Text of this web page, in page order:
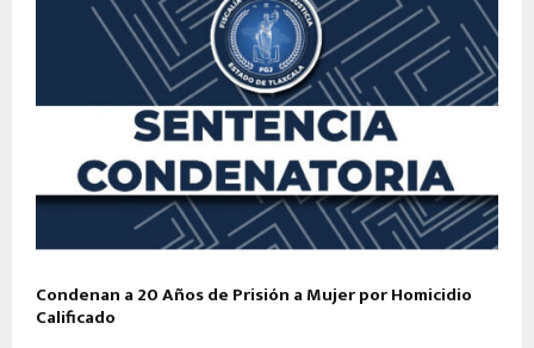
Condenan a 20 Años de Prisión a Mujer por Homicidio
Calificado